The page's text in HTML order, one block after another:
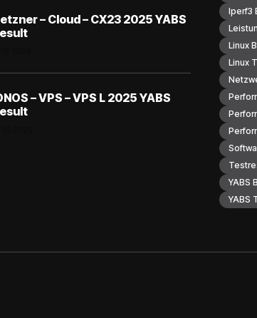
– Cloud – CX23 2025 YABS
– VPS – VPS L 2025 YABS
Iperf3
Linux
Linux
YABS
YABS